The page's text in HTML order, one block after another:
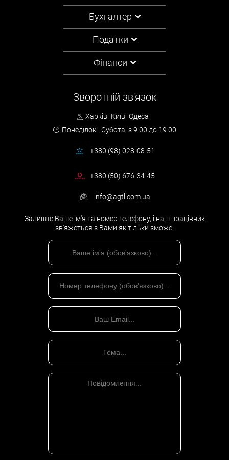
Бухгалтер
Податки
Фінанси
Зворотній зв'язок
Харків Київ Одеса
Понеділок - Субота, з 9:00 до 19:00
+380 (98) 028-08-51
+380 (50) 676-34-45
info@agtl.com.ua
Залиште Ваше ім'я та номер телефону, і наш працівник
зв'яжеться з Вами як тільки зможе.